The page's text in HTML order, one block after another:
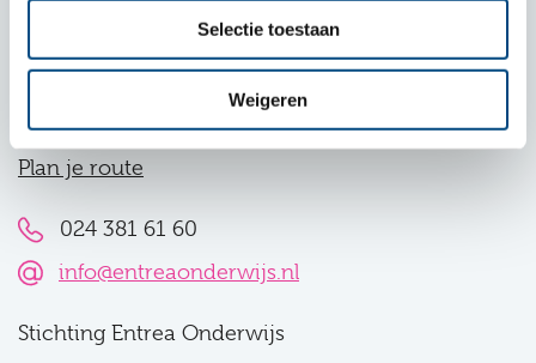
Selectie toestaan
Weigeren
6574 NA Ubbergen
Plan je route
024 381 61 60
info@entreaonderwijs.nl
Stichting Entrea Onderwijs